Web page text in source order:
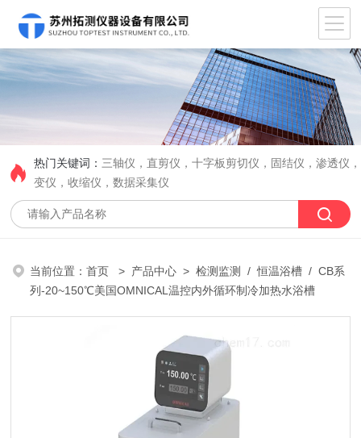
热门关键词： 三轴仪，直剪仪，十字板剪切仪，固结仪，渗透仪
变仪，收缩仪，数据采集仪
当前位置：首页 > 产品中心 >检测监测 /恒温浴槽 / CB系
列-20~150℃美国OMNICAL温控内外循环制冷加热水浴槽